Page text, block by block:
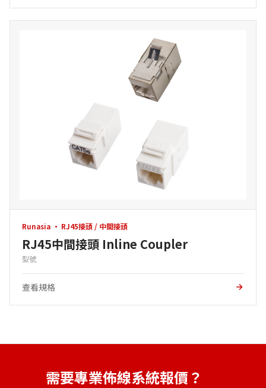
Runasia · RJ45接頭 / 中間接頭
RJ45中間接頭 Inline Coupler
型號
查看規格
需要專業佈線系統報價？